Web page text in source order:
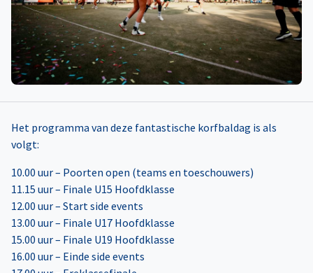
Het programma van deze fantastische korfbaldag is als
volgt:
10.00 uur – Poorten open (teams en toeschouwers)
11.15 uur – Finale U15 Hoofdklasse
12.00 uur – Start side events
13.00 uur – Finale U17 Hoofdklasse
15.00 uur – Finale U19 Hoofdklasse
16.00 uur – Einde side events